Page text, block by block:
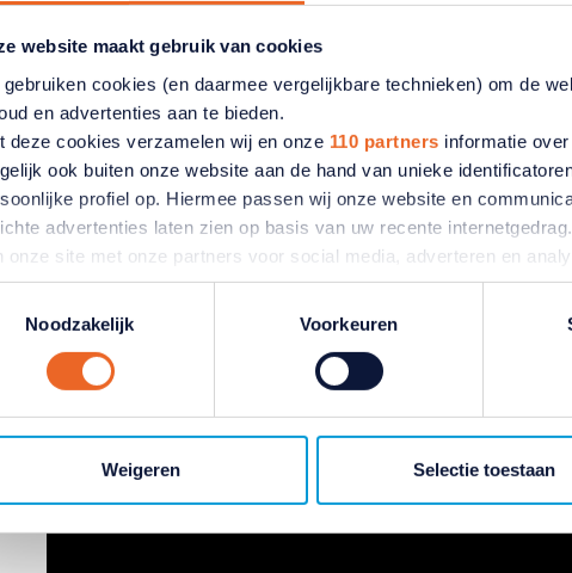
website maakt gebruik van cookies
gebruiken cookies (en daarmee vergelijkbare technieken) om de
en advertenties aan te bieden.
deze cookies verzamelen wij en onze 110 partners informatie
ook buiten onze website aan de hand van unieke
profiel op. Hiermee passen wij onze website en
advertenties laten zien op basis van uw recente
onze site met onze partners voor social media, adverteren en
met andere informatie die u aan ze heeft verstrekt of die
services. Verandert u later van gedachten? U kunt uw voorkeuren
op het blauwe icoontje linksonder.
hierover meer in ons
encookiebeleid
Noodzakelijk
Voorkeuren
Weigeren Selectie toestaan
schermen met
Noya